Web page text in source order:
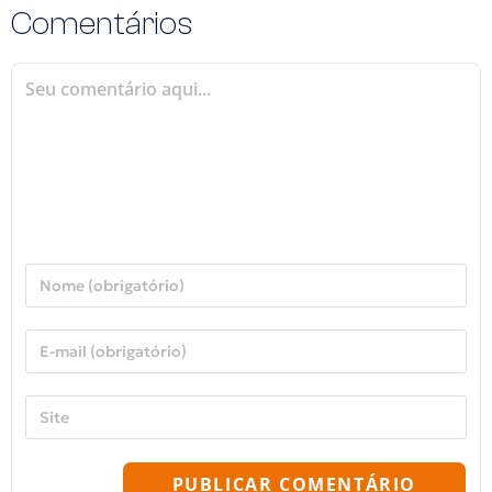
Comentários